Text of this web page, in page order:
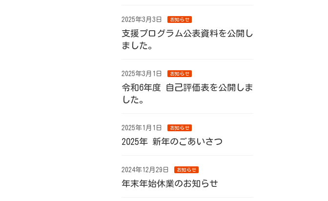
2025年3月3日 お知らせ
支援プログラム公表資料を公開し
ました。
2025年3月1日 お知らせ
令和6年度 自己評価表を公開しま
した。
2025年1月1日 お知らせ
2025年 新年のごあいさつ
2024年12月29日 お知らせ
年末年始休業のお知らせ